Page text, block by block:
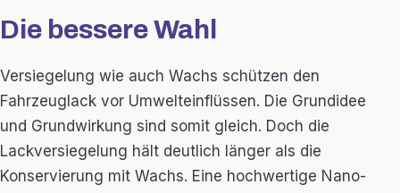
Die bessere Wahl
Versiegelung wie auch Wachs schützen den
Fahrzeuglack vor Umwelteinflüssen. Die Grundidee
und Grundwirkung sind somit gleich. Doch die
Lackversiegelung hält deutlich länger als die
Konservierung mit Wachs. Eine hochwertige Nano-